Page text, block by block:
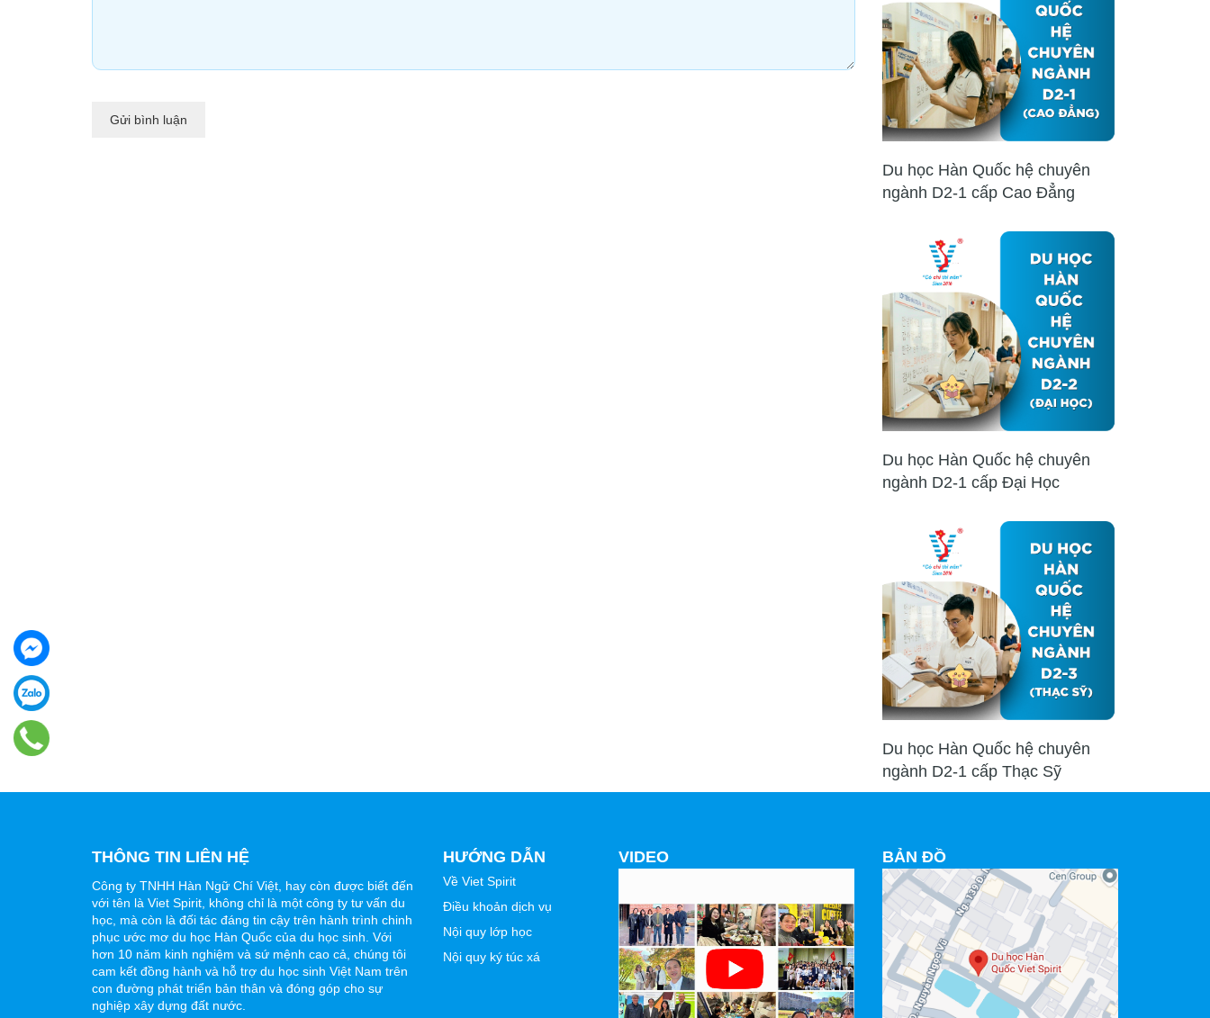
Gửi bình luận
Du học Hàn Quốc hệ chuyên
ngành D2-1 cấp Cao Đẳng
Du học Hàn Quốc hệ chuyên
ngành D2-1 cấp Đại Học
Du học Hàn Quốc hệ chuyên
ngành D2-1 cấp Thạc Sỹ
THÔNG TIN LIÊN HỆ
Công ty TNHH Hàn Ngữ Chí Việt, hay còn được biết đến
với tên là Viet Spirit, không chỉ là một công ty tư vấn du
học, mà còn là đối tác đáng tin cậy trên hành trình chinh
phục ước mơ du học Hàn Quốc của du học sinh. Với
hơn 10 năm kinh nghiệm và sứ mệnh cao cả, chúng tôi
cam kết đồng hành và hỗ trợ du học sinh Việt Nam trên
con đường phát triển bản thân và đóng góp cho sự
nghiệp xây dựng đất nước.
HƯỚNG DẪN
Về Viet Spirit
Điều khoản dịch vụ
Nội quy lớp học
Nội quy ký túc xá
VIDEO BẢN ĐỒ